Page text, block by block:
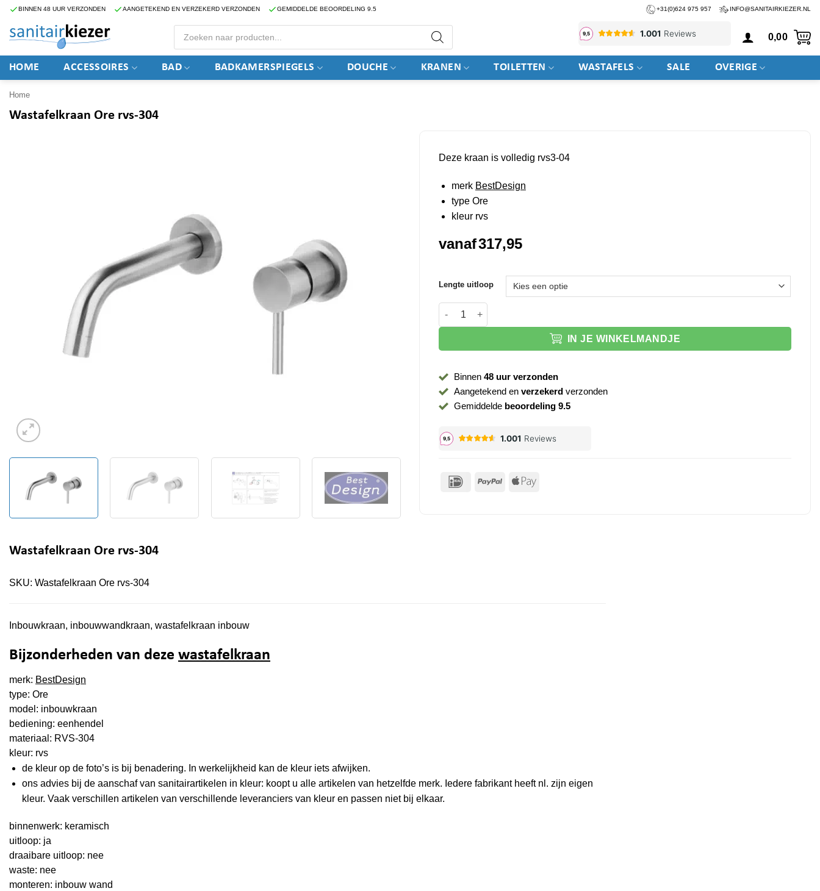
Ga
inhoud
BINNEN 48 UUR VERZONDEN AANGETEKEND EN VERZEKERD VERZONDEN GEMIDDELDE BEOORDELING 9.5 +31(0)624 975 957 INFO@SANITAIRKIEZER.NL
Producten
zoeken
0,00
HOME ACCESSOIRES BAD BADKAMERSPIEGELS DOUCHE KRANEN TOILETTEN WASTAFELS SALE OVERIGE
Home
Wastafelkraan Ore rvs-304
Deze kraan is volledig rvs3-04
merk BestDesign
type Ore
kleur rvs
vanaf317,95
Lengte uitloop
Wastafelkraan Ore rvs-304 aantal
IN JE WINKELMANDJE
Binnen48 uur verzonden
Aangetekend enverzekerd verzonden
Gemiddelde beoordeling 9.5
IDeal PayPal Apple
Wastafelkraan Ore rvs-304
SKU: Wastafelkraan Ore rvs-304
Inbouwkraan, inbouwwandkraan, wastafelkraan inbouw
Bijzonderheden van deze wastafelkraan
merk: BestDesign
type: Ore
model: inbouwkraan
bediening: eenhendel
materiaal: RVS-304
kleur: rvs
de kleur op de foto’s is bij benadering. In werkelijkheid kan de kleur iets afwijken.
ons advies bij de aanschaf van sanitairartikelen in kleur: koopt u alle artikelen van hetzelfde merk. Iedere fabrikant heeft nl. zijn eigen
kleur. Vaak verschillen artikelen van verschillende leveranciers van kleur en passen niet bij elkaar.
binnenwerk: keramisch
uitloop: ja
draaibare uitloop: nee
waste: nee
monteren: inbouw wand